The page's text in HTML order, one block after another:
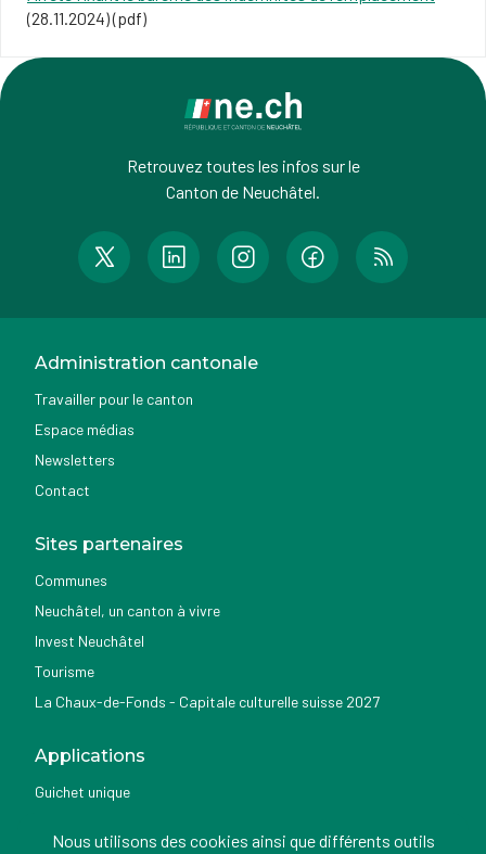
(28.11.2024) (pdf)
Retrouvez toutes les infos sur le
Canton de Neuchâtel.
Administration cantonale
Travailler pour le canton
Espace médias
Newsletters
Contact
Sites partenaires
Communes
Neuchâtel, un canton à vivre
Invest Neuchâtel
Tourisme
La Chaux-de-Fonds - Capitale culturelle suisse 2027
Applications
Guichet unique
Nous utilisons des cookies ainsi que différents outils